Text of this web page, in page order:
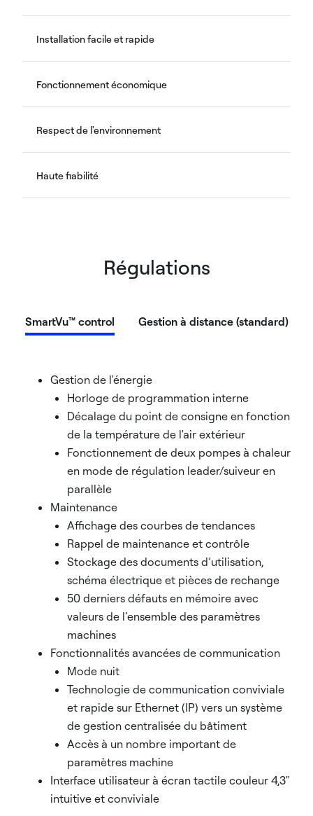
Installation facile et rapide
Fonctionnement économique
Respect de l'environnement
Haute fiabilité
Régulations
SmartVu™ control Gestion à distance (standard)
Gestion de l'énergie
Horloge de programmation interne
Décalage du point de consigne en fonction
de la température de l'air extérieur
Fonctionnement de deux pompes à chaleur
en mode de régulation leader/suiveur en
parallèle
Maintenance
Affichage des courbes de tendances
Rappel de maintenance et contrôle
Stockage des documents d’utilisation,
schéma électrique et pièces de rechange
50 derniers défauts en mémoire avec
valeurs de l’ensemble des paramètres
machines
Fonctionnalités avancées de communication
Mode nuit
Technologie de communication conviviale
et rapide sur Ethernet (IP) vers un système
de gestion centralisée du bâtiment
Accès à un nombre important de
paramètres machine
Interface utilisateur à écran tactile couleur 4,3"
intuitive et conviviale